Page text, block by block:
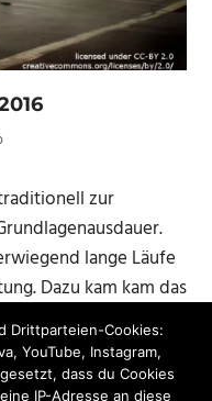
zur
lange Läufe
Dazu kam kam das
und die
Drittparteien-Cookies:
YouTube, Instagram,
dass du Cookies
IP-Adresse an diese